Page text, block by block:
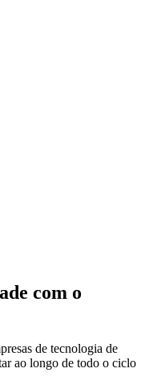
com o
de tecnologia de
ao longo de todo o ciclo